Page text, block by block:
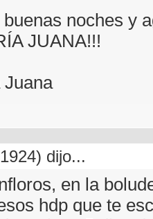
noches y
JUANA!!!
dijo...
en la
hdp que te